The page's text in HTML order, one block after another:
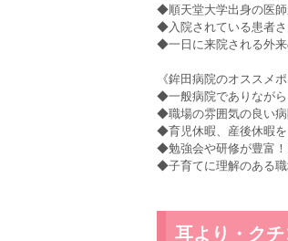
◆順天堂大学出身の医師
◆入院されている患者さ
◆一日に来院される外来
《鉾田病院のオススメポ
◆一般病院でありながら
◆職場の雰囲気の良い病
◆育児休暇、産後休暇を
◆勉強会や研修が豊富！
◆子育てに理解のある職
耳より・ク